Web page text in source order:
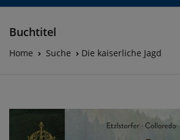
Buchtitel
Home Suche Die kaiserliche Jagd